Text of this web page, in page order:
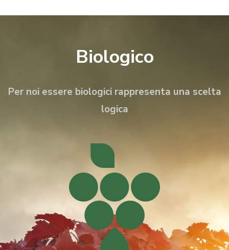
Biologico
Per noi essere biologici rappresenta una scelta
logica